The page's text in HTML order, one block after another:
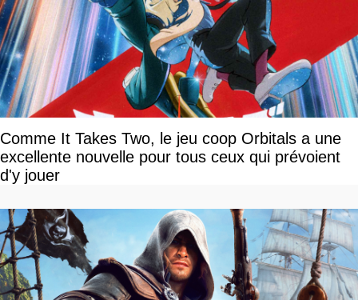
Comme It Takes Two, le jeu coop Orbitals a une
excellente nouvelle pour tous ceux qui prévoient
d'y jouer